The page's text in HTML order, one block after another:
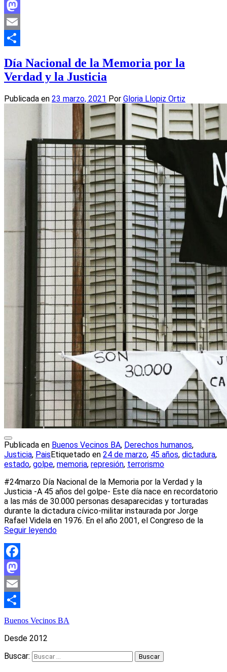
Facebook
Mastodon
Email
Día Nacional de la Memoria por la
Verdad y la Justicia
Publicada en 23 marzo, 2021 Por Gloria Llopiz Ortiz
Publicada en Buenos Vecinos BA, Derechos humanos,
Justicia, PaisEtiquetado en 24 de marzo, 45 años, dictadura,
estado, golpe, memoria, represión, terrorismo
#24marzo Día Nacional de la Memoria por la Verdad y la
Justicia -A 45 años del golpe- Este día nace en recordatorio
a las más de 30.000 personas desaparecidas y torturadas
durante la dictadura cívico-militar instaurada por Jorge
Rafael Videla en 1976. En el año 2001, el Congreso de la
Seguir leyendo
Facebook
Mastodon
Email
Compartir
Buenos Vecinos BA
Desde 2012
Buscar: